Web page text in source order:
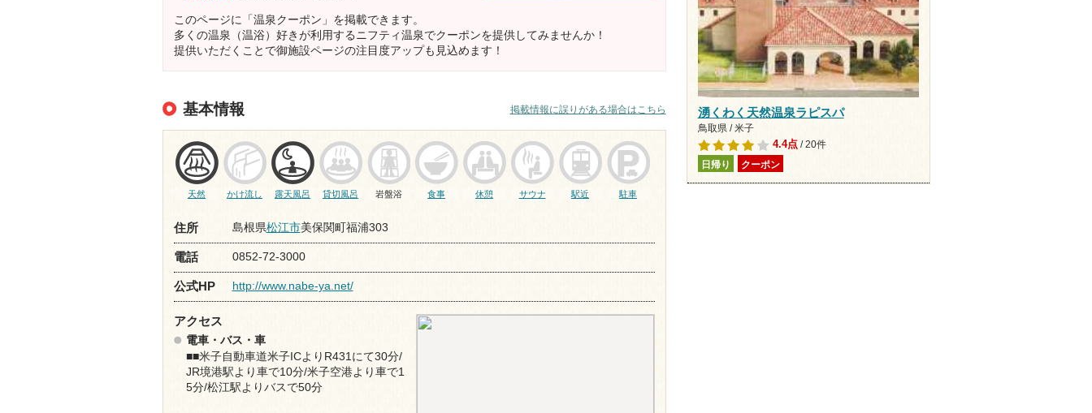
このページに「温泉クーポン」を掲載できます。
多くの温泉（温浴）好きが利用するニフティ温泉でクーポンを提供してみませんか！
提供いただくことで御施設ページの注目度アップも見込めます！
基本情報 掲載情報に誤りがある場合はこちら
天然 かけ流し 露天風呂 貸切風呂 岩盤浴 食事 休憩 サウナ 駅近 駐車
住所 島根県松江市美保関町福浦303
電話 0852-72-3000
公式HP http://www.nabe-ya.net/
アクセス
電車・バス・車
■■米子自動車道米子ICよりR431にて30分/
JR境港駅より車で10分/米子空港より車で1
5分/松江駅よりバスで50分
湧くわく天然温泉ラピスパ
鳥取県 / 米子
4.4点/ 20件
日帰り クーポン